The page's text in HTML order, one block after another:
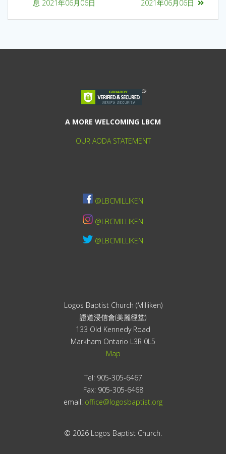
息 2021年06月06日
2021年06月06日
Logos Baptist Church (Milliken)
證道浸信會(美麗徑堂)
133 Old Kennedy Road
Markham Ontario L3R 0L5
Map
Tel: 905-305-6467
Fax: 905-305-6468
email: office@logosbaptist.org
© 2026 Logos Baptist Church.
A MORE WELCOMING LBCM
OUR AODA STATEMENT
@LBCMILLIKEN
@LBCMILLIKEN
@LBCMILLIKEN